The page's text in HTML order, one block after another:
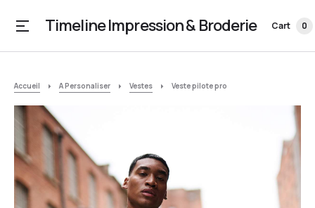
Timeline Impression & Broderie Cart 0
Accueil A Personaliser Vestes Veste pilote pro